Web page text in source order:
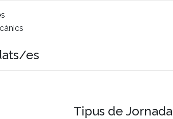
es
Tipus de Jornada